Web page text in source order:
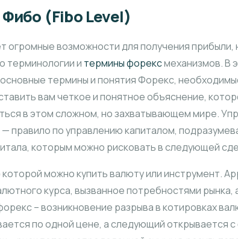
(Fibo Level)
огромные возможности для получения прибыли,
терминологии и термины форексмеханизмов. В
термины и понятия Форекс,
вам четкое и понятное объяснение,
в этом сложном, но захватывающем мире.
правило по управлению капиталом,
которым можно рисковать в следующей
которой можно купить валюту или инструмент.
курса, вызванное потребностями рынка,
– возникновение разрыва в котировках
по одной цене, а следующий открывается